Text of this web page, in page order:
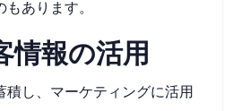
あります。
情報の活用
積し、マーケティングに活用